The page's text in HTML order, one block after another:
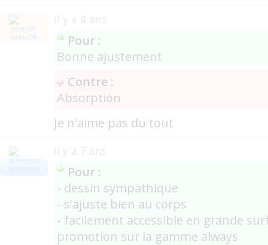
venus59
il y a 4 ans
Pour :
Bonne ajustement
Contre :
Absorption
Je n'aime pas du tout
spidermoi
il y a 7 ans
Pour :
- dessin sympathique
- s'ajuste bien au corps
- facilement accessible en grande
promotion sur la gamme always